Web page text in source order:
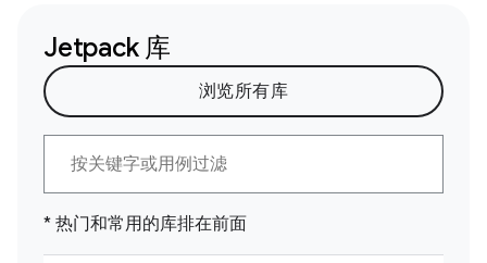
Jetpack 库
浏览所有库
* 热门和常用的库排在前面